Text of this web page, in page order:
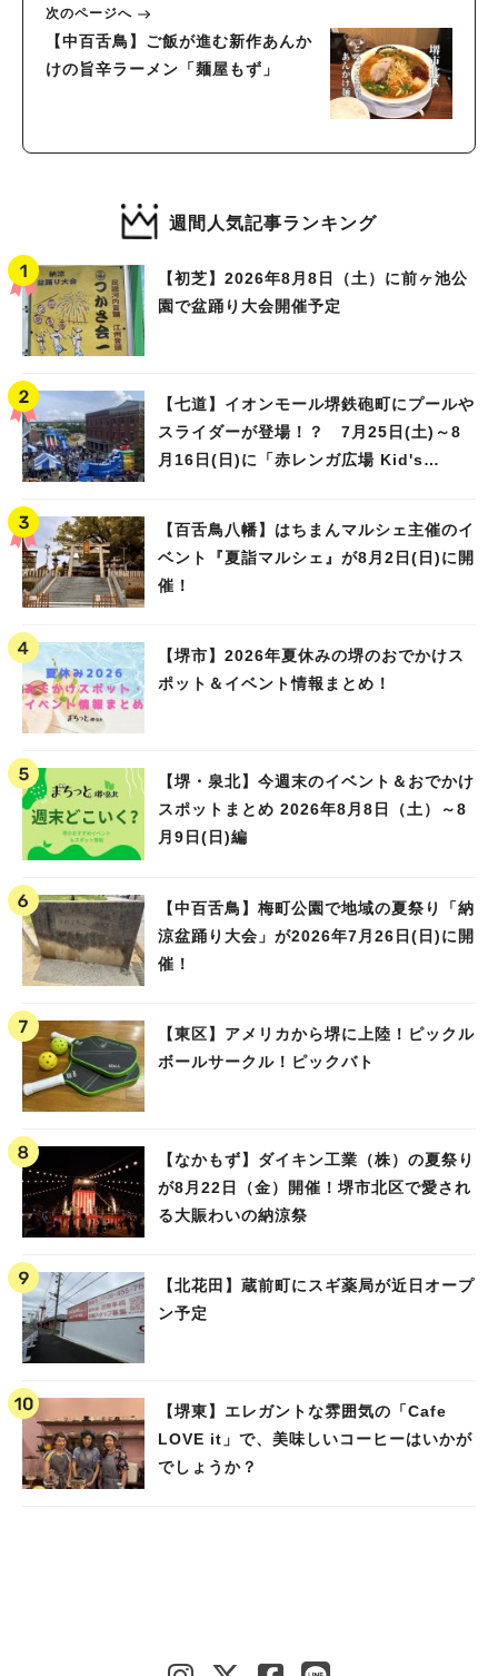
次のページへ
【中百舌鳥】ご飯が進む新作あんか
けの旨辛ラーメン「麺屋もず」
週間人気記事ランキング
【初芝】2026年8月8日（土）に前ヶ池公
園で盆踊り大会開催予定
【七道】イオンモール堺鉄砲町にプールや
スライダーが登場！？ 7月25日(土)～8
月16日(日)に「赤レンガ広場 Kid's
【百舌鳥八幡】はちまんマルシェ主催のイ
ベント『夏詣マルシェ』が8月2日(日)に開
催！
【堺市】2026年夏休みの堺のおでかけス
ポット＆イベント情報まとめ！
【堺・泉北】今週末のイベント＆おでかけ
スポットまとめ 2026年8月8日（土）～8
月9日(日)編
【中百舌鳥】梅町公園で地域の夏祭り「納
涼盆踊り大会」が2026年7月26日(日)に開
催！
【東区】アメリカから堺に上陸！ピックル
ボールサークル！ピックバト
【なかもず】ダイキン工業（株）の夏祭り
が8月22日（金）開催！堺市北区で愛され
る大賑わいの納涼祭
【北花田】蔵前町にスギ薬局が近日オープ
ン予定
【堺東】エレガントな雰囲気の「Cafe
LOVE it」で、美味しいコーヒーはいかが
でしょうか？